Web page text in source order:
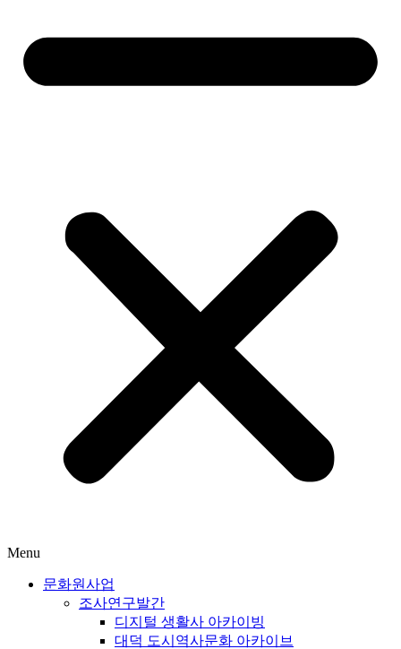
Menu
문화원사업
조사연구발간
디지털 생활사 아카이빙
대덕 도시역사문화 아카이브